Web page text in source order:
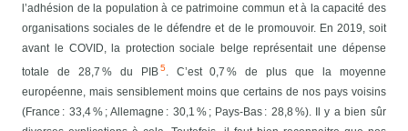
l’adhésion de la population à ce patrimoine commun et à la capacité des
organisations sociales de le défendre et de le promouvoir. En 2019, soit
avant le COVID, la protection sociale belge représentait une dépense
totale de 28,7 % du PIB5. C’est 0,7 % de plus que la moyenne
européenne, mais sensiblement moins que certains de nos pays voisins
(France : 33,4 % ; Allemagne : 30,1 % ; Pays-Bas : 28,8 %). Il y a bien sûr